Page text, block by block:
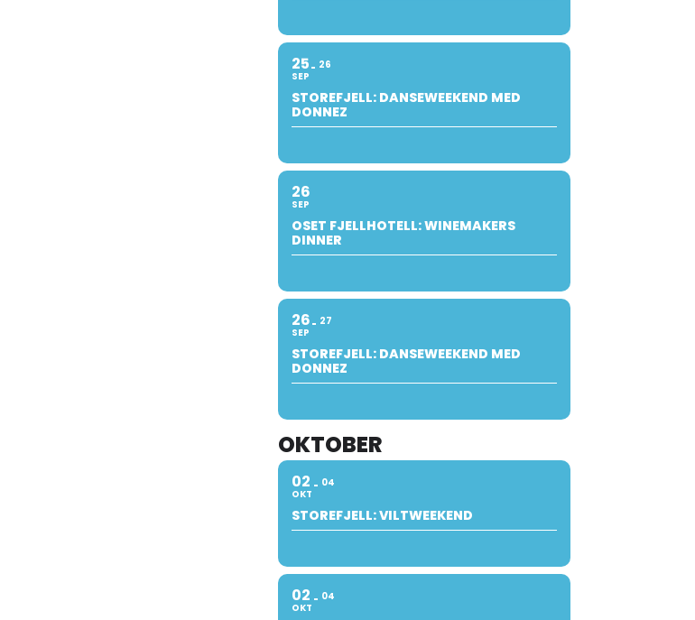
25
SEP
26
STOREFJELL: DANSEWEEKEND MED
DONNEZ
26
SEP
OSET FJELLHOTELL: WINEMAKERS
DINNER
26
SEP
27
STOREFJELL: DANSEWEEKEND MED
DONNEZ
OKTOBER
02
OKT
04
STOREFJELL: VILTWEEKEND
02
OKT
04